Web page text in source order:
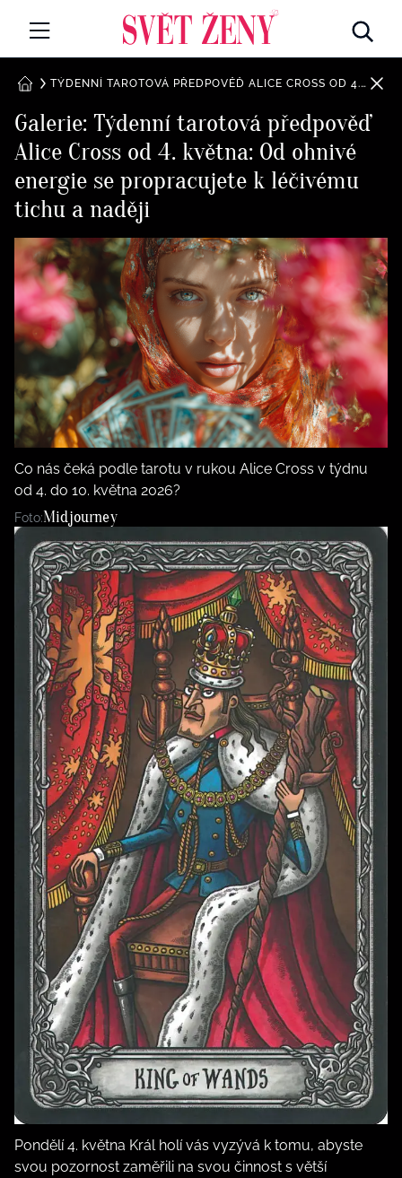
MÓDA A KRÁSA
CELEBRITY
Všechny kategorie
Rozhovory
RETROHUBKY
PSYCHOLOGIE
Všechny kategorie
Seberozvoj
ZDRAVÍ
Všechny kategorie
Životní styl
ZÁBAVA
Všechny kategorie
Testy a kvízy
BYDLENÍ
Všechny kategorie
Tvoření
Rady a tipy
BurdaMedia
Extra
ROČNÍ PŘEDPLATNÉ SVĚT ŽENY +
DOMŮ TÝDENNÍ TAROTOVÁ PŘEDPOVĚĎ ALICE CROSS OD 4. KVĚTNA: OD OHNIVÉ ENERGIE SE PROPRACUJETE K LÉČIVÉMU TICHU A NADĚJI
Galerie: Týdenní tarotová předpověď
Alice Cross od 4. května: Od ohnivé
energie se propracujete k léčivému
tichu a naději
Co nás čeká podle tarotu v rukou Alice Cross v týdnu
od 4. do 10. května 2026?
Foto:Midjourney
Pondělí 4. května Král holí vás vyzývá k tomu, abyste
svou pozornost zaměřili na svou činnost s větší